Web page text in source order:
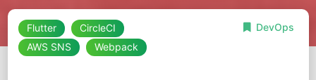
Flutter
CircleCI
AWS SNS
Webpack
DevOps